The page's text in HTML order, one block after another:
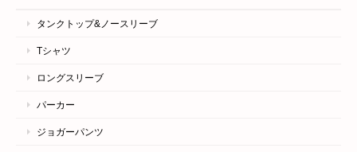
タンクトップ&ノースリーブ
Tシャツ
ロングスリーブ
パーカー
ジョガーパンツ